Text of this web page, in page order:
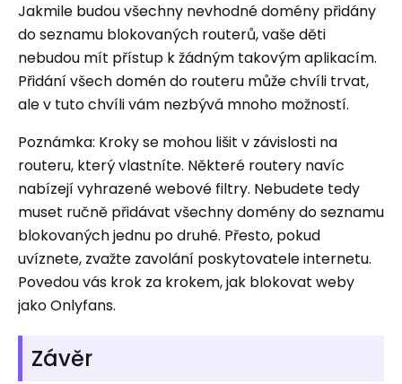
Jakmile budou všechny nevhodné domény přidány
do seznamu blokovaných routerů, vaše děti
nebudou mít přístup k žádným takovým aplikacím.
Přidání všech domén do routeru může chvíli trvat,
ale v tuto chvíli vám nezbývá mnoho možností.
Poznámka: Kroky se mohou lišit v závislosti na
routeru, který vlastníte. Některé routery navíc
nabízejí vyhrazené webové filtry. Nebudete tedy
muset ručně přidávat všechny domény do seznamu
blokovaných jednu po druhé. Přesto, pokud
uvíznete, zvažte zavolání poskytovatele internetu.
Povedou vás krok za krokem, jak blokovat weby
jako Onlyfans.
Závěr